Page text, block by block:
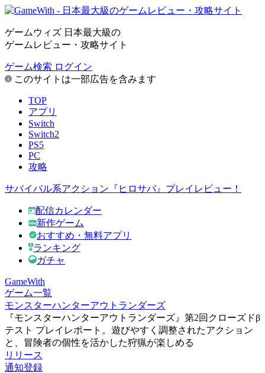
ゲームウィズ 日本最大級の
ゲームレビュー・攻略サイト
ゲーム検索 ログイン
このサイトは一部広告を含みます
TOP
アプリ
Switch
Switch2
PS5
PC
攻略
サバイバル系アクション『ヒロサバ』プレイレビュー！
配信カレンダー
新作ゲーム
おすすめ・無料アプリ
ランキング
ガチャ
GameWith
ゲーム一覧
モンスターハンターアウトランダーズ
『モンスターハンターアウトランダーズ』第2回クローズドβ
テスト プレイレポート。遊びやすく調整されたアクション
と、冒険者の個性を活かした狩猟が楽しめる
リリース
通知登録